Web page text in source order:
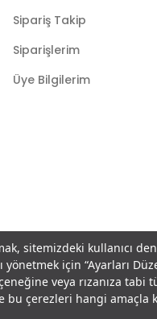
sitemizdeki kullanıcı
yönetmek için “Ayarları
veya rızanıza
çerezleri hangi amaçla
Sipariş Takip
Siparişlerim
Üye Bilgilerim